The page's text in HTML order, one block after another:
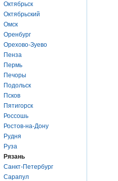
Октябрьск
Октябрьский
Омск
Оренбург
Орехово-Зуево
Пенза
Пермь
Печоры
Подольск
Псков
Пятигорск
Россошь
Ростов-на-Дону
Рудня
Руза
Рязань
Санкт-Петербург
Сарапул